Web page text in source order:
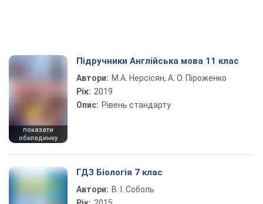
показати
обкладинку
Підручники Англійська мова 11 клас
Автори: М.А. Нерсісян, А. О. Піроженко
Рік: 2019
Опис: Рівень стандарту
ГДЗ Біологія 7 клас
Автори: В. І. Соболь